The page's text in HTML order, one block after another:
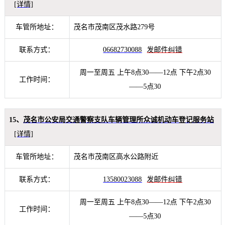
[详情]
车管所地址： 茂名市茂南区茂水路279号
联系方式： 06682730088 发邮件纠错
工作时间：
周一至周五 上午8点30——12点 下午2点30
——5点30
15、 茂名市公安局交通警察支队车辆管理所众诚机动车登记服务站
[详情]
车管所地址： 茂名市茂南区高水公路附近
联系方式： 13580023088 发邮件纠错
工作时间：
周一至周五 上午8点30——12点 下午2点30
——5点30